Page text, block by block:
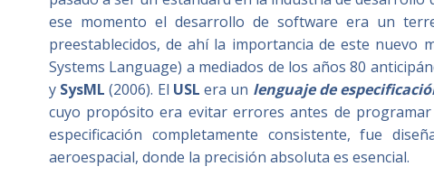
ese momento el desarrollo de software era un
preestablecidos, de ahí la importancia de este nuevo
Systems Language) a mediados de los años 80
y SysML (2006). El USL era un lenguaje de
cuyo propósito era evitar errores antes de
especificación completamente consistente, fue
aeroespacial, donde la precisión absoluta es esencial.